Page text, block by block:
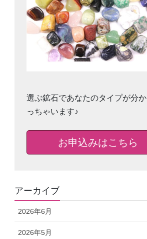
選ぶ鉱石であなたのタイプが分か
っちゃいます♪
お申込みはこちら
アーカイブ
2026年6月
2026年5月